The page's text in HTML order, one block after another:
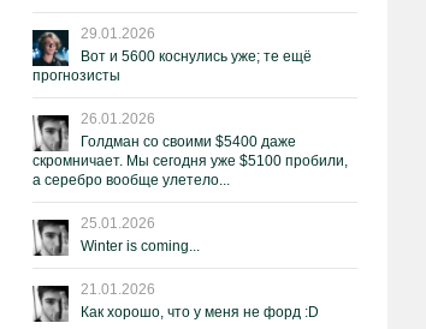
29.01.2026
Вот и 5600 коснулись уже; те ещё
прогнозисты
26.01.2026
Голдман со своими $5400 даже
скромничает. Мы сегодня уже $5100 пробили,
а серебро вообще улетело...
25.01.2026
Winter is coming...
21.01.2026
Как хорошо, что у меня не форд :D